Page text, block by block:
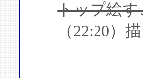
トップ絵
（22:20）描